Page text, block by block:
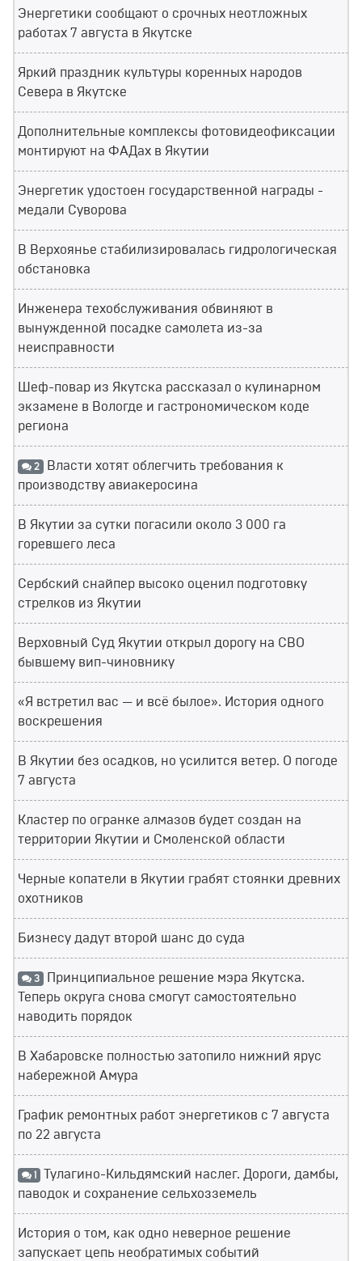
Энергетики сообщают о срочных неотложных
работах 7 августа в Якутске
Яркий праздник культуры коренных народов
Севера в Якутске
Дополнительные комплексы фотовидеофиксации
монтируют на ФАДах в Якутии
Энергетик удостоен государственной награды -
медали Суворова
В Верхоянье стабилизировалась гидрологическая
обстановка
Инженера техобслуживания обвиняют в
вынужденной посадке самолета из-за
неисправности
Шеф-повар из Якутска рассказал о кулинарном
экзамене в Вологде и гастрономическом коде
региона
2 Власти хотят облегчить требования к
производству авиакеросина
В Якутии за сутки погасили около 3 000 га
горевшего леса
Сербский снайпер высоко оценил подготовку
стрелков из Якутии
Верховный Суд Якутии открыл дорогу на СВО
бывшему вип-чиновнику
«Я встретил вас — и всё былое». История одного
воскрешения
В Якутии без осадков, но усилится ветер. О погоде
7 августа
Кластер по огранке алмазов будет создан на
территории Якутии и Смоленской области
Черные копатели в Якутии грабят стоянки древних
охотников
Бизнесу дадут второй шанс до суда
3 Принципиальное решение мэра Якутска.
Теперь округа снова смогут самостоятельно
наводить порядок
В Хабаровске полностью затопило нижний ярус
набережной Амура
График ремонтных работ энергетиков с 7 августа
по 22 августа
1 Тулагино-Кильдямский наслег. Дороги, дамбы,
паводок и сохранение сельхозземель
История о том, как одно неверное решение
запускает цепь необратимых событий